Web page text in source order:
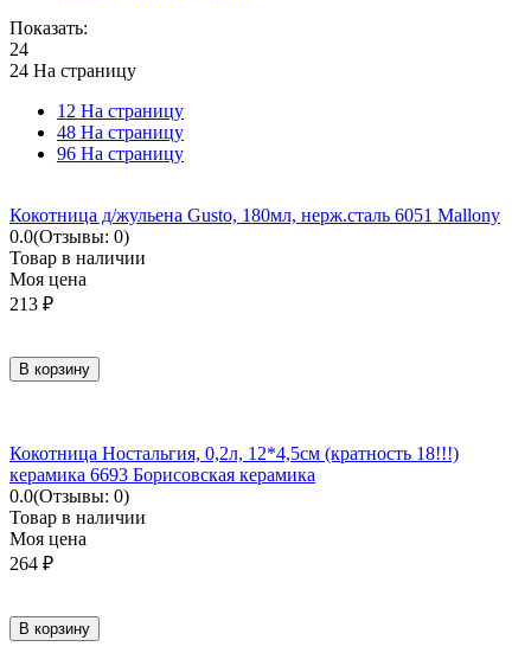
Показать:
24
24 На страницу
12 На страницу
48 На страницу
96 На страницу
Кокотница д/жульена Gusto, 180мл, нерж.сталь 6051 Mallony
0.0(Отзывы: 0)
Товар в наличии
Моя цена
213 ₽
В корзину
Кокотница Ностальгия, 0,2л, 12*4,5см (кратность 18!!!)
керамика 6693 Борисовская керамика
0.0(Отзывы: 0)
Товар в наличии
Моя цена
264 ₽
В корзину